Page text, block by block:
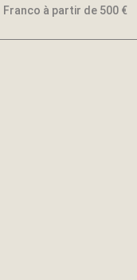
Franco à partir de 500 €